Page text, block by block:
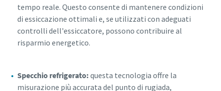
tempo reale. Questo consente di mantenere condizioni
di essiccazione ottimali e, se utilizzati con adeguati
controlli dell'essiccatore, possono contribuire al
risparmio energetico.
Specchio refrigerato: questa tecnologia offre la
misurazione più accurata del punto di rugiada,